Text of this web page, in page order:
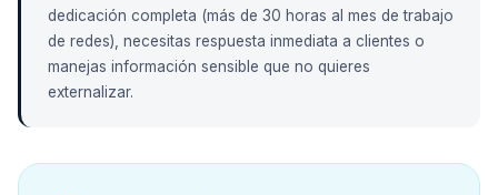
dedicación completa (más de 30 horas al mes de trabajo
de redes), necesitas respuesta inmediata a clientes o
manejas información sensible que no quieres
externalizar.